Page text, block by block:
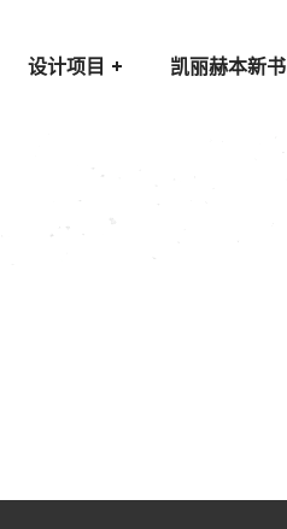
设计项目 凯丽赫本新书